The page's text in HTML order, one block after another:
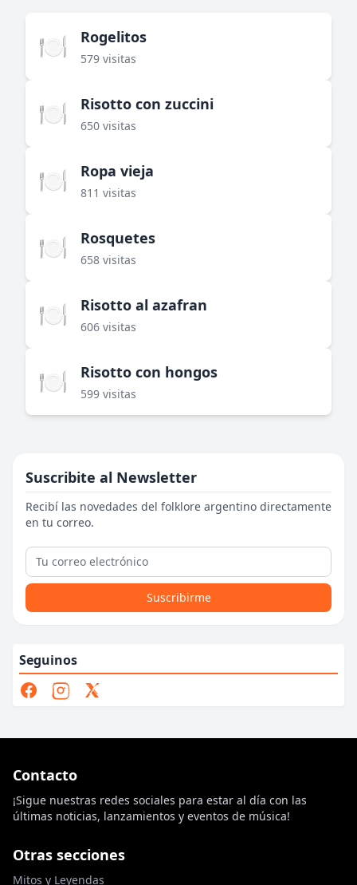
🍽️ Rogelitos
579 visitas
🍽️ Risotto con zuccini
650 visitas
🍽️ Ropa vieja
811 visitas
🍽️ Rosquetes
658 visitas
🍽️ Risotto al azafran
606 visitas
🍽️ Risotto con hongos
599 visitas
Suscribite al Newsletter
Recibí las novedades del folklore argentino directamente
en tu correo.
Suscribirme
Seguinos
Contacto
¡Sigue nuestras redes sociales para estar al día con las
últimas noticias, lanzamientos y eventos de música!
Otras secciones
Mitos y Leyendas